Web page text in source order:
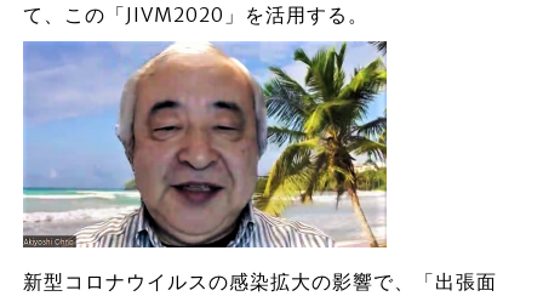
て、この「JIVM2020」を活用する。
新型コロナウイルスの感染拡大の影響で、「出張面